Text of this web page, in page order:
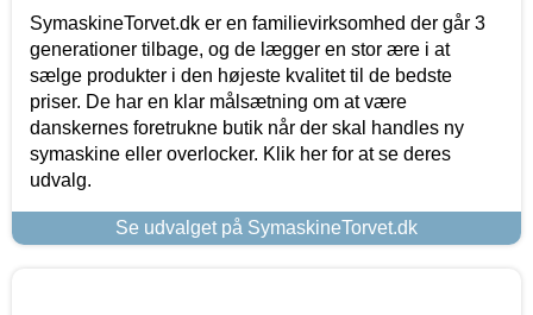
SymaskineTorvet.dk er en familievirksomhed der går 3
generationer tilbage, og de lægger en stor ære i at
sælge produkter i den højeste kvalitet til de bedste
priser. De har en klar målsætning om at være
danskernes foretrukne butik når der skal handles ny
symaskine eller overlocker. Klik her for at se deres
udvalg.
Se udvalget på SymaskineTorvet.dk